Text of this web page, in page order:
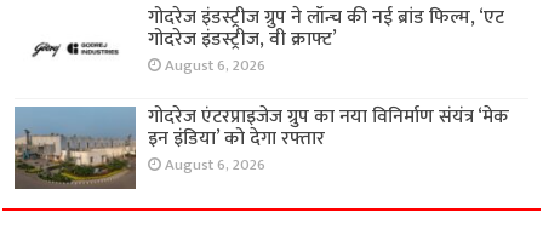
गोदरेज इंडस्ट्रीज ग्रुप ने लॉन्च की नई ब्रांड फिल्म, ‘एट
गोदरेज इंडस्ट्रीज, वी क्राफ्ट’
August 6, 2026
गोदरेज एंटरप्राइजेज ग्रुप का नया विनिर्माण संयंत्र ‘मेक
इन इंडिया’ को देगा रफ्तार
August 6, 2026